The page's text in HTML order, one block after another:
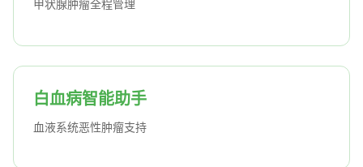
甲状腺肿瘤全程管理
白血病智能助手
血液系统恶性肿瘤支持